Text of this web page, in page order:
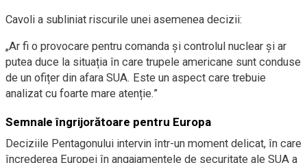
Cavoli a subliniat riscurile unei asemenea decizii:
„Ar fi o provocare pentru comanda și controlul nuclear și ar
putea duce la situația în care trupele americane sunt conduse
de un ofițer din afara SUA. Este un aspect care trebuie
analizat cu foarte mare atenție.”
Semnale îngrijorătoare pentru Europa
Deciziile Pentagonului intervin într-un moment delicat, în care
încrederea Europei în angajamentele de securitate ale SUA a